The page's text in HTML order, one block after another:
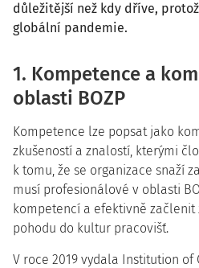
důležitější než kdy dříve,
globální pandemie.
1. Kompetence a
oblasti BOZP
Kompetence lze popsat jako
zkušeností a znalostí, kterými
k tomu, že se organizace snaží
musí profesionálové v oblasti
kompetencí a efektivně začlenit
pohodu do kultur pracovišť.
V roce 2019 vydala Institution